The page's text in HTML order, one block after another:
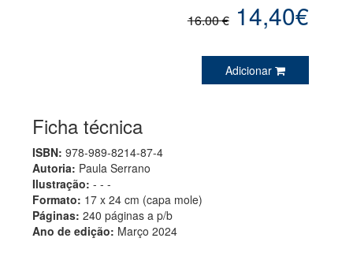
16.00 € 14,40€
Adicionar
Ficha técnica
ISBN: 978-989-8214-87-4
Autoria: Paula Serrano
Ilustração: - - -
Formato: 17 x 24 cm (capa mole)
Páginas: 240 páginas a p/b
Ano de edição: Março 2024